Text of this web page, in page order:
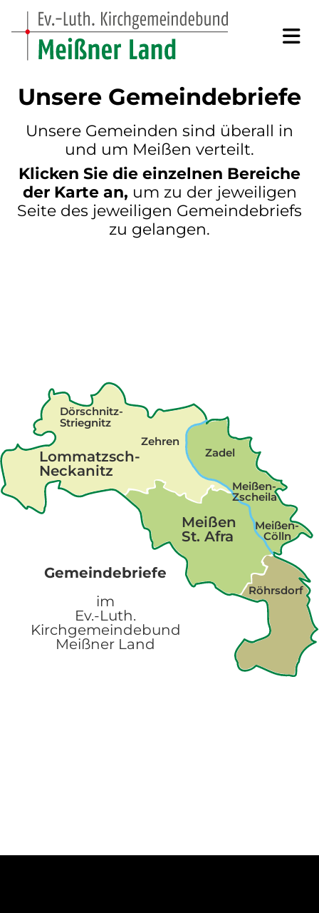
Unsere Gemeindebriefe
Unsere Gemeinden sind überall in
und um Meißen verteilt.
Klicken Sie die einzelnen Bereiche
der Karte an, um zu der jeweiligen
Seite des jeweiligen Gemeindebriefs
zu gelangen.
Meißen
St. Afra
Meißen-
Cölln
Meißen-
Zscheila
Röhrsdorf
Zadel
Zehren
Lommatzsch-
Neckanitz
Dörschnitz-
Striegnitz
Gemeindebriefe
im
Ev.-Luth.
Kirchgemeindebund
Meißner Land